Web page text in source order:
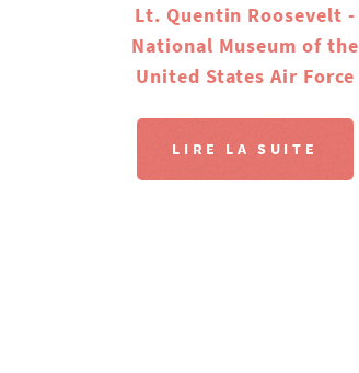
Lt. Quentin Roosevelt -
National Museum of the
United States Air Force
LIRE LA SUITE